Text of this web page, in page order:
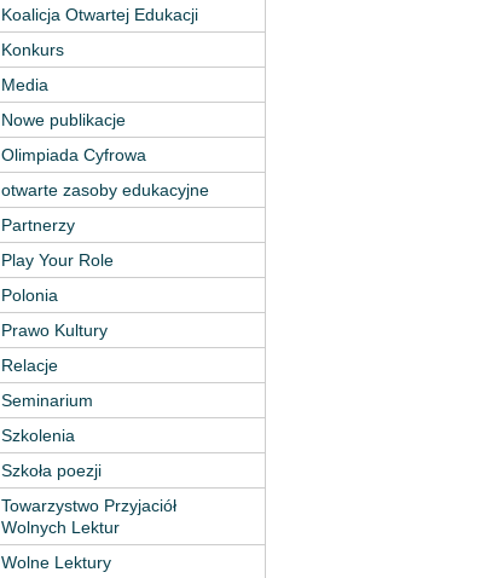
Koalicja Otwartej Edukacji
Konkurs
Media
Nowe publikacje
Olimpiada Cyfrowa
otwarte zasoby edukacyjne
Partnerzy
Play Your Role
Polonia
Prawo Kultury
Relacje
Seminarium
Szkolenia
Szkoła poezji
Towarzystwo Przyjaciół
Wolnych Lektur
Wolne Lektury